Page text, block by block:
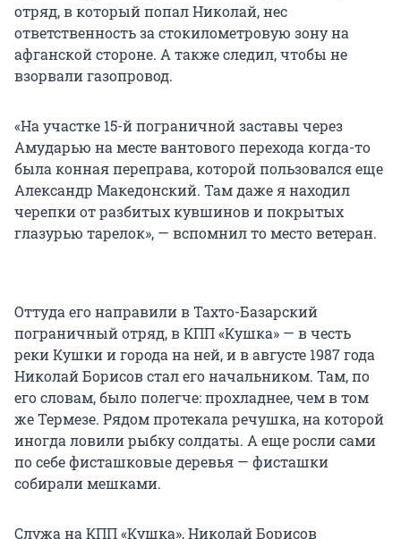
отряд, в который попал Николай, нес
ответственность за стокилометровую зону на
афганской стороне. А также следил, чтобы не
взорвали газопровод.
«На участке 15-й пограничной заставы через
Амударью на месте вантового перехода когда-то
была конная переправа, которой пользовался еще
Александр Македонский. Там даже я находил
черепки от разбитых кувшинов и покрытых
глазурью тарелок», — вспомнил то место ветеран.
Оттуда его направили в Тахто-Базарский
пограничный отряд, в КПП «Кушка» — в честь
реки Кушки и города на ней, и в августе 1987 года
Николай Борисов стал его начальником. Там, по
его словам, было полегче: прохладнее, чем в том
же Термезе. Рядом протекала речушка, на которой
иногда ловили рыбку солдаты. А еще росли сами
по себе фисташковые деревья — фисташки
собирали мешками.
Служа на КПП «Кушка», Николай Борисов